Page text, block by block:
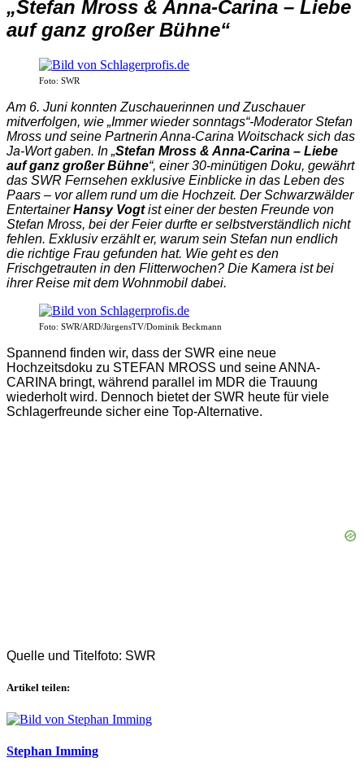
„Stefan Mross & Anna-Carina – Liebe
auf ganz großer Bühne“
Foto: SWR
Am 6. Juni konnten Zuschauerinnen und Zuschauer
mitverfolgen, wie „Immer wieder sonntags“-Moderator Stefan
Mross und seine Partnerin Anna-Carina Woitschack sich das
Ja-Wort gaben. In „Stefan Mross & Anna-Carina – Liebe
auf ganz großer Bühne“, einer 30-minütigen Doku, gewährt
das SWR Fernsehen exklusive Einblicke in das Leben des
Paars – vor allem rund um die Hochzeit. Der Schwarzwälder
EntertainerHansy Vogtist einer der besten Freunde von
Stefan Mross, bei der Feier durfte er selbstverständlich nicht
fehlen. Exklusiv erzählt er, warum sein Stefan nun endlich
die richtige Frau gefunden hat. Wie geht es den
Frischgetrauten in den Flitterwochen? Die Kamera ist bei
ihrer Reise mit dem Wohnmobil dabei.
Foto: SWR/ARD/JürgensTV/Dominik Beckmann
Spannend finden wir, dass der SWR eine neue
Hochzeitsdoku zu STEFAN MROSS und seine ANNA-
CARINA bringt, während parallel im MDR die Trauung
wiederholt wird. Dennoch bietet der SWR heute für viele
Schlagerfreunde sicher eine Top-Alternative.
Quelle und Titelfoto: SWR
Artikel teilen:
Stephan Imming